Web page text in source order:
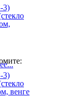
3)
3)
венге